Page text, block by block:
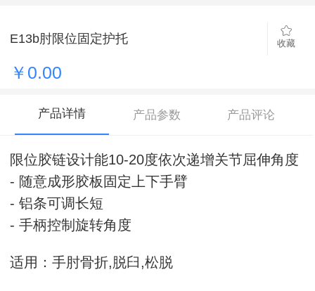
E13b肘限位固定护托 收藏
￥0.00
产品详情 产品参数 产品评论
限位胶链设计能10-20度依次递增关节屈伸角度
- 随意成形胶板固定上下手臂
- 铝条可调长短
- 手柄控制旋转角度
适用：手肘骨折,脱臼,松脱